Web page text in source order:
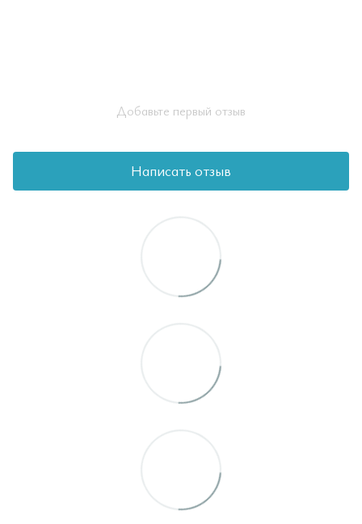
Добавьте первый отзыв
Написать отзыв